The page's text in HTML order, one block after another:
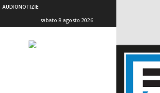
AUDIONOTIZIE
sabato 8 agosto 2026